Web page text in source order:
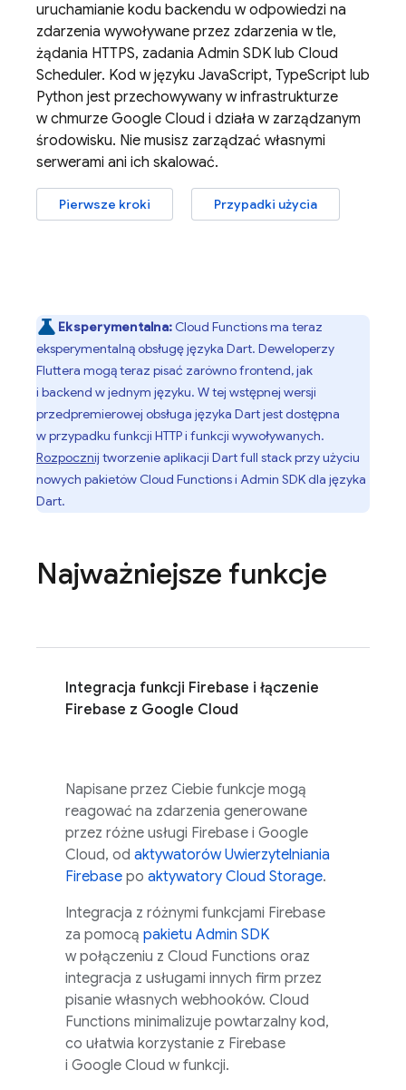
uruchamianie kodu backendu w odpowiedzi na
zdarzenia wywoływane przez zdarzenia w tle,
żądania HTTPS, zadania Admin SDK lub Cloud
Scheduler. Kod w języku JavaScript, TypeScript lub
Python jest przechowywany w infrastrukturze
w chmurze Google Cloud i działa w zarządzanym
środowisku. Nie musisz zarządzać własnymi
serwerami ani ich skalować.
Pierwsze kroki Przypadki użycia
Eksperymentalna: Cloud Functionsma teraz
eksperymentalną obsługę języka Dart. Deweloperzy
Fluttera mogą teraz pisać zarówno frontend, jak
i backend w jednym języku. W tej wstępnej wersji
przedpremierowej obsługa języka Dart jest dostępna
w przypadku funkcji HTTP i funkcji wywoływanych.
Rozpocznij tworzenie aplikacji Dart full stack przy użyciu
nowych pakietów Cloud Functionsi Admin SDK dla języka
Dart.
Najważniejsze funkcje
Integracja funkcji Firebase i łączenie
Firebase z Google Cloud
Napisane przez Ciebie funkcje mogą
reagować na zdarzenia generowane
przez różne usługi Firebase i Google
Cloud, od aktywatorów Uwierzytelniania
Firebase po aktywatory Cloud Storage.
Integracja z różnymi funkcjami Firebase
za pomocą pakietu Admin SDK
w połączeniu z Cloud Functions oraz
integracja z usługami innych firm przez
pisanie własnych webhooków. Cloud
Functions minimalizuje powtarzalny kod,
co ułatwia korzystanie z Firebase
i Google Cloud w funkcji.